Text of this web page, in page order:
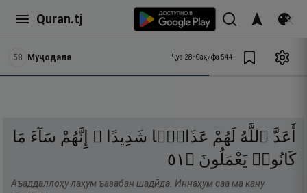
Quran.tj
58 Муҷодала Ҷуз 28•Саҳифа 544
أَعَدَّ ٱللَّهُ لَهُمْ عَذَابًۭا شَدِيدًا ۖ إِنَّهُمْ سَآءَ مَا
كَانُوا۟ يَعْمَلُونَ ۝ ١٥
Аъаддаллоҳу лаҳум ъазабан шадӣда. Иннаҳум саа ма кану